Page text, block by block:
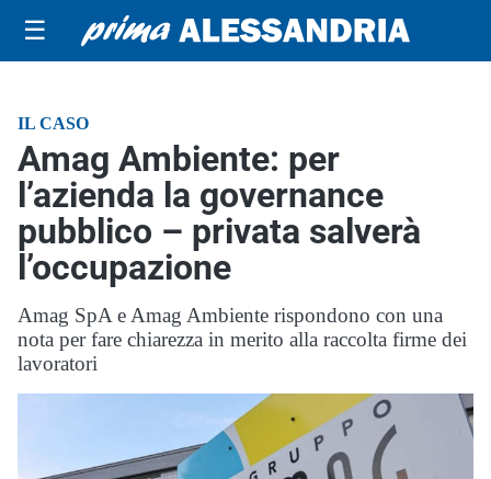
☰
IL CASO
Amag Ambiente: per
l’azienda la governance
pubblico – privata salverà
l’occupazione
Amag SpA e Amag Ambiente rispondono con una
nota per fare chiarezza in merito alla raccolta firme dei
lavoratori